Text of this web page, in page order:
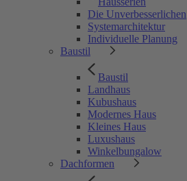
Die Unverbesserlichen
Systemarchitektur
Individuelle Planung
Baustil
Baustil
Landhaus
Kubushaus
Modernes Haus
Kleines Haus
Luxushaus
Winkelbungalow
Dachformen